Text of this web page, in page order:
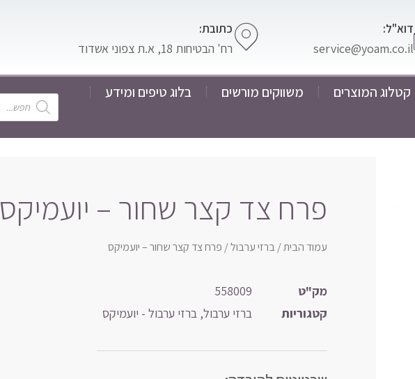
דוא"ל:
service@yoam.co.il
כתובת:
רח' הבטיחות 18, א.ת צפוני אשדוד
קטלוג המוצרים משווקים מורשים
בלוג טיפים ומידע
פרח צד קצר שחור – יועמיקס
עמוד הבית/ ברזי ערבול/ פרח צד קצר שחור – יועמיקס
מק"ט
558009
קטגוריות
ברזי ערבול, ברזי ערבול - יועמיקס